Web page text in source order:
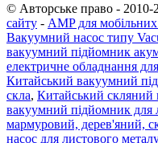
© Авторське право - 2010-
сайту - AMP для
Вакуумний насос типу
вакуумний підйомник
електричне обладнання
Китайський вакуумний
скла, Китайський скляний
вакуумний підйомник для
мармуровий, дерев'яний,
насос для листового металу